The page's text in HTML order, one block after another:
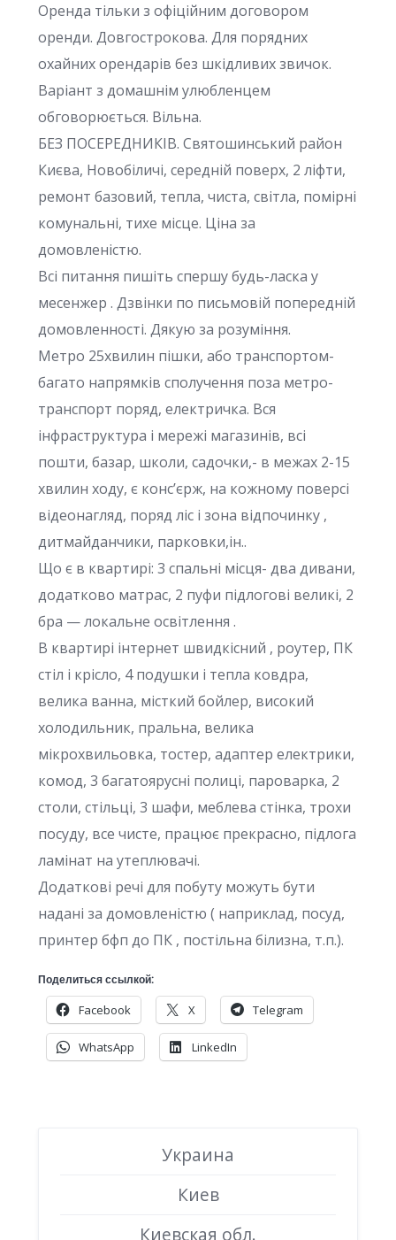
Оренда тільки з офіційним договором
оренди. Довгострокова. Для порядних
охайних орендарів без шкідливих звичок.
Варіант з домашнім улюбленцем
обговорюється. Вільна.
БЕЗ ПОСЕРЕДНИКІВ. Святошинський район
Києва, Новобіличі, середній поверх, 2 ліфти,
ремонт базовий, тепла, чиста, світла, помірні
комунальні, тихе місце. Ціна за
домовленістю.
Всі питання пишіть спершу будь-ласка у
месенжер . Дзвінки по письмовій попередній
домовленності. Дякую за розуміння.
Метро 25хвилин пішки, або транспортом-
багато напрямків сполучення поза метро-
транспорт поряд, електричка. Вся
інфраструктура і мережі магазинів, всі
пошти, базар, школи, садочки,- в межах 2-15
хвилин ходу, є конс’єрж, на кожному поверсі
відеонагляд, поряд ліс і зона відпочинку ,
дитмайданчики, парковки,ін..
Що є в квартирі: 3 спальні місця- два дивани,
додатково матрас, 2 пуфи підлогові великі, 2
бра — локальне освітлення .
В квартирі інтернет швидкісний , роутер, ПК
стіл і крісло, 4 подушки і тепла ковдра,
велика ванна, місткий бойлер, високий
холодильник, пральна, велика
мікрохвильовка, тостер, адаптер електрики,
комод, 3 багатоярусні полиці, пароварка, 2
столи, стільці, 3 шафи, меблева стінка, трохи
посуду, все чисте, працює прекрасно, підлога
ламінат на утеплювачі.
Додаткові речі для побуту можуть бути
надані за домовленістю ( наприклад, посуд,
принтер бфп до ПК , постільна білизна, т.п.).
Поделиться ссылкой:
Facebook X Telegram
WhatsApp LinkedIn
Украина
Киев
Киевская обл.